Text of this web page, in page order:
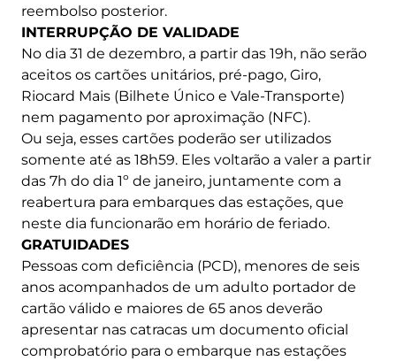
reembolso posterior.
INTERRUPÇÃO DE VALIDADE
No dia 31 de dezembro, a partir das 19h, não serão
aceitos os cartões unitários, pré-pago, Giro,
Riocard Mais (Bilhete Único e Vale-Transporte)
nem pagamento por aproximação (NFC).
Ou seja, esses cartões poderão ser utilizados
somente até as 18h59. Eles voltarão a valer a partir
das 7h do dia 1º de janeiro, juntamente com a
reabertura para embarques das estações, que
neste dia funcionarão em horário de feriado.
GRATUIDADES
Pessoas com deficiência (PCD), menores de seis
anos acompanhados de um adulto portador de
cartão válido e maiores de 65 anos deverão
apresentar nas catracas um documento oficial
comprobatório para o embarque nas estações